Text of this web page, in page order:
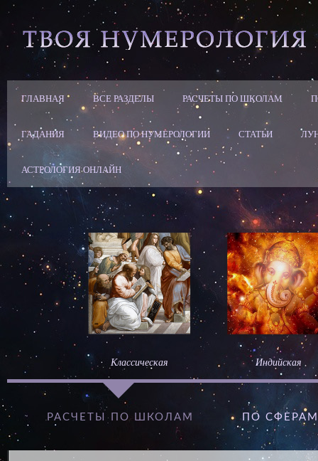
ГЛАВНАЯ ВСЕ РАЗДЕЛЫ РАСЧЕТЫ ПО ШКОЛАМ
ГАДАНИЯ ВИДЕО ПО НУМЕРОЛОГИИ СТАТЬИ
АСТРОЛОГИЯ ОНЛАЙН
Классическая Индийская
РАСЧЕТЫ ПО ШКОЛАМ ПО